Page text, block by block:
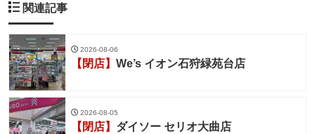
関連記事
2026-08-06
【閉店】 We’s イオン石狩緑苑台店
2026-08-05
【閉店】 ダイソー セリオ大曲店